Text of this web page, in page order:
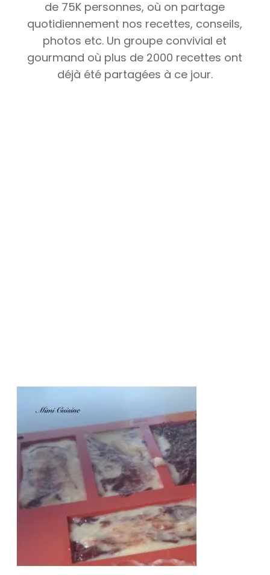
de 75K personnes, où on partage
quotidiennement nos recettes, conseils,
photos etc. Un groupe convivial et
gourmand où plus de 2000 recettes ont
déjà été partagées à ce jour.